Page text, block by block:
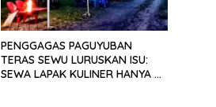
PENGGAGAS PAGUYUBAN
TERAS SEWU LURUSKAN ISU:
SEWA LAPAK KULINER HANYA RP